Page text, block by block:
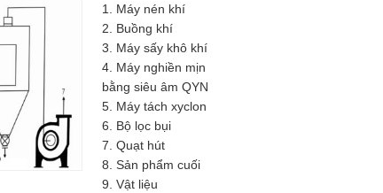
1. Máy nén khí
2. Buồng khí
3. Máy sấy khô khí
4. Máy nghiền mịn
bằng siêu âm QYN
5. Máy tách xyclon
6. Bộ lọc bụi
7. Quạt hút
8. Sản phẩm cuối
9. Vật liệu